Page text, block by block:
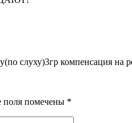
слуху)3гр компенсация на
поля помечены *